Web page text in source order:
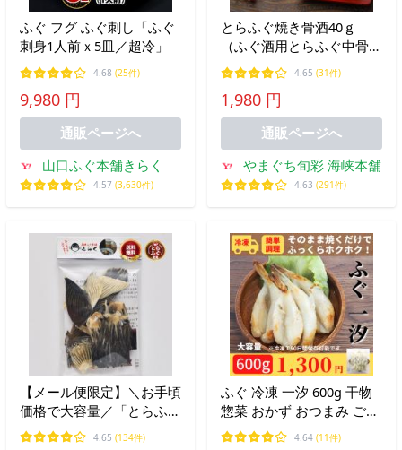
ふぐ フグ ふぐ刺し「ふぐ
刺身1人前ｘ5皿／超冷」
4.68 (25件)
9,980 円
通販ページへ
山口ふぐ本舗きらく
4.57 (3,630件)
とらふぐ焼き骨酒40ｇ
（ふぐ酒用とらふぐ中骨）
ふぐひれ フグヒレ ヒレ酒
メール便送料無料
4.65 (31件)
1,980 円
通販ページへ
やまぐち旬彩 海峡本舗
4.63 (291件)
【メール便限定】＼お手頃
価格で大容量／「とらふぐ
ヒレ15枚」
4.65 (134件)
ふぐ 冷凍 一汐 600g 干物
惣菜 おかず おつまみ ご飯
のお供 お徳用 アレンジ
4.64 (11件)